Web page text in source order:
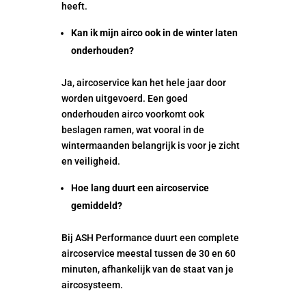
heeft.
Kan ik mijn airco ook in de winter laten
onderhouden?
Ja, aircoservice kan het hele jaar door
worden uitgevoerd. Een goed
onderhouden airco voorkomt ook
beslagen ramen, wat vooral in de
wintermaanden belangrijk is voor je zicht
en veiligheid.
Hoe lang duurt een aircoservice
gemiddeld?
Bij ASH Performance duurt een complete
aircoservice meestal tussen de 30 en 60
minuten, afhankelijk van de staat van je
aircosysteem.